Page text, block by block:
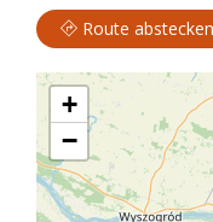
Route abstecken
+
−